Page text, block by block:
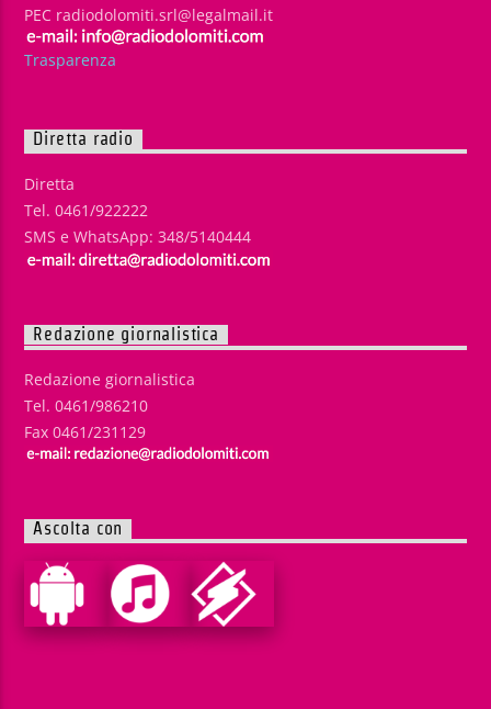
PEC radiodolomiti.srl@legalmail.it
Trasparenza
Diretta radio
Diretta
Tel. 0461/922222
SMS e WhatsApp: 348/5140444
Redazione giornalistica
Redazione giornalistica
Tel. 0461/986210
Fax 0461/231129
Ascolta con